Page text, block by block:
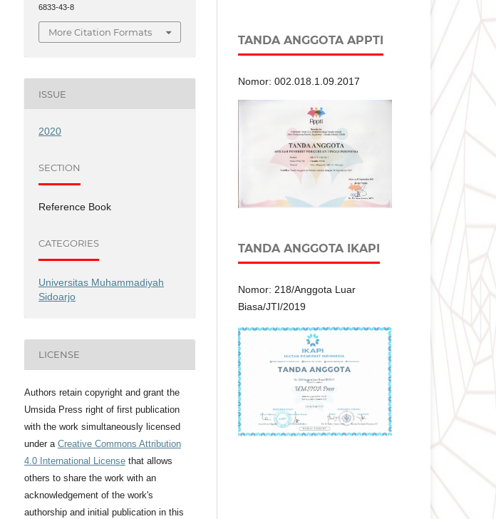
6833-43-8
More Citation Formats
ISSUE
2020
SECTION
Reference Book
CATEGORIES
Universitas Muhammadiyah
Sidoarjo
LICENSE
Authors retain copyright and grant the
Umsida Press right of first publication
with the work simultaneously licensed
under a Creative Commons Attribution
4.0 International License that allows
others to share the work with an
acknowledgement of the work's
authorship and initial publication in this
TANDA ANGGOTA APPTI
Nomor: 002.018.1.09.2017
TANDA ANGGOTA IKAPI
Nomor: 218/Anggota Luar
Biasa/JTI/2019